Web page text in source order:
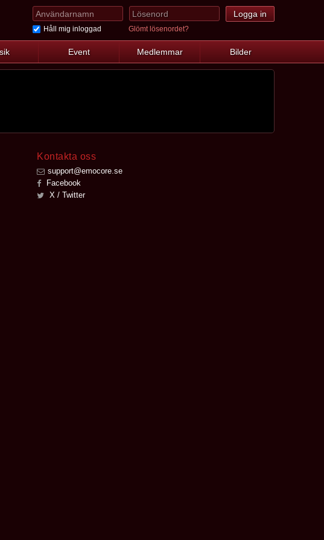
Håll mig inloggad Glömt lösenordet?
Event Medlemmar Bilder
Kontakta oss
support@emocore.se
Facebook
X / Twitter